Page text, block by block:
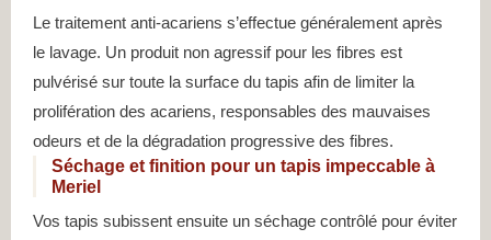
Le traitement anti-acariens s’effectue généralement après
le lavage. Un produit non agressif pour les fibres est
pulvérisé sur toute la surface du tapis afin de limiter la
prolifération des acariens, responsables des mauvaises
odeurs et de la dégradation progressive des fibres.
Séchage et finition pour un tapis impeccable à
Meriel
Vos tapis subissent ensuite un séchage contrôlé pour éviter